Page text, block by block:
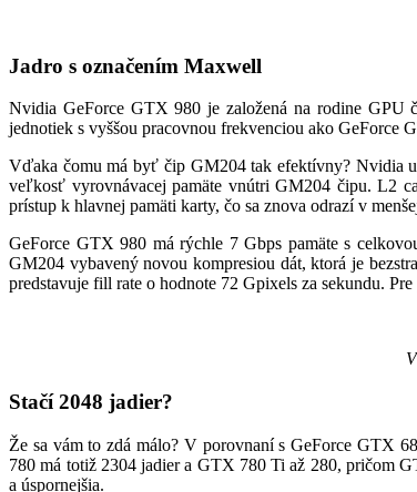
Jadro s označením Maxwell
Nvidia GeForce GTX 980 je založená na rodine GPU
jednotiek s vyššou pracovnou frekvenciou ako GeForce
Vďaka čomu má byť čip GM204 tak efektívny? Nvidia
veľkosť vyrovnávacej pamäte vnútri GM204 čipu. L2
prístup k hlavnej pamäti karty, čo sa znova odrazí v
GeForce GTX 980 má rýchle 7 Gbps pamäte s
GM204 vybavený novou kompresiou dát, ktorá je
predstavuje fill rate o hodnote 72 Gpixels za sekundu.
Stačí 2048 jadier?
Že sa vám to zdá málo? V porovnaní s GeForce GTX
780 má totiž 2304 jadier a GTX 780 Ti až 280, pričom
a úspornejšia.